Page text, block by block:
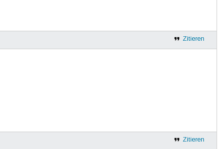
Zitieren
Zitieren